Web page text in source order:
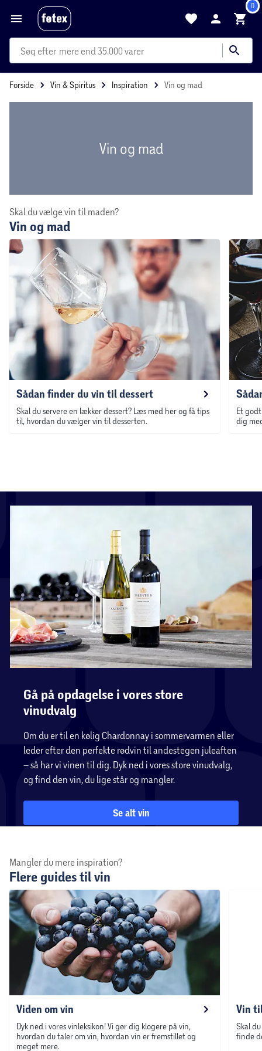
0
mere end 35.000 varer
Forside Vin & Spiritus Inspiration Vin og mad
Vin og mad
Skal du vælge vin til maden?
Vin og mad
Sådan finder du vin til dessert
Skal du servere en lækker dessert? Læs med her og få tips
til, hvordan du vælger vin til desserten.
Et
dig
Gå på opdagelse i vores store
vinudvalg
Om du er til en kølig Chardonnay i sommervarmen eller
leder efter den perfekte rødvin til andestegen juleaften
– så har vi vinen til dig. Dyk ned i vores store vinudvalg,
og find den vin, du lige står og mangler.
Se alt vin
Mangler du mere inspiration?
Flere guides til vin
Viden om vin
Dyk ned i vores vinleksikon! Vi gør dig klogere på vin,
hvordan du taler om vin, hvordan vin er fremstillet og
meget mere.
Vin
Skal
finde